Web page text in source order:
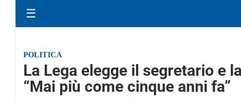
☰
POLITICA
La Lega elegge il segretario e
“Mai più come cinque anni fa”